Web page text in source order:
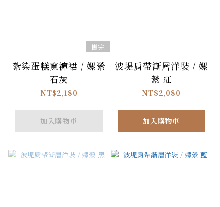
售完
紮染蛋糕寬褲裙 / 嫘縈
石灰
NT$2,180
加入購物車
波堤肩帶漸層洋裝 / 嫘
縈 紅
NT$2,080
加入購物車